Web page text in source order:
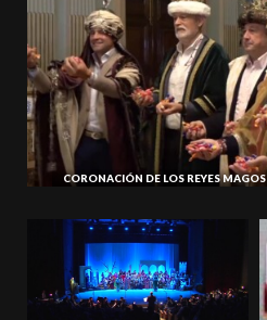
CORONACIÓN DE LOS REYES MAGOS